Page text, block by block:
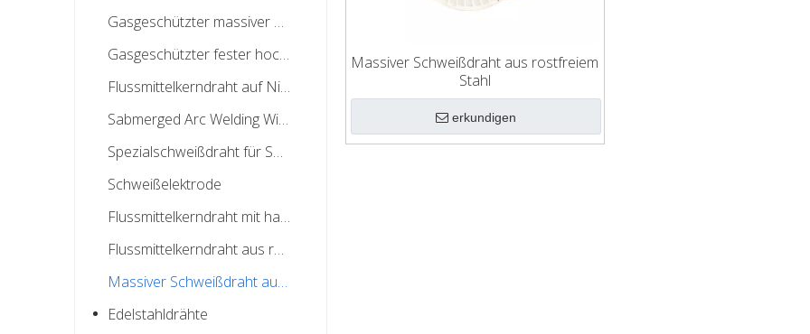
Gasgeschützter massiver Schweißdraht
Gasgeschützter fester hochfester Schweißdraht
Flussmittelkerndraht auf Nickelbasis
Sabmerged Arc Welding Wire
Spezialschweißdraht für Spulennägel
Schweißelektrode
Flussmittelkerndraht mit harter Oberfläche
Flussmittelkerndraht aus rostfreiem Stahl
Massiver Schweißdraht aus rostfreiem Stahl
Edelstahldrähte
Massiver Schweißdraht aus rostfreiem
Stahl
erkundigen